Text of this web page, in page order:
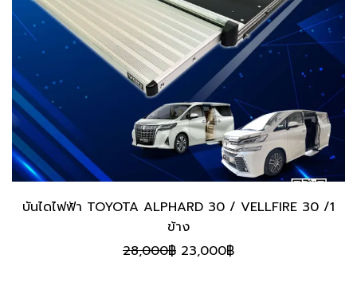
บันไดไฟฟ้า TOYOTA ALPHARD 30 / VELLFIRE 30 /1
ข้าง
28,000฿ Original
23,000฿Current